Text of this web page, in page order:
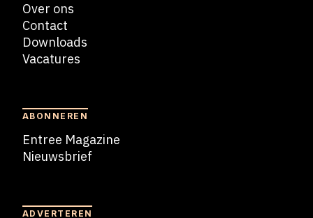
Over ons
Contact
Downloads
Vacatures
ABONNEREN
Entree Magazine
Nieuwsbrief
ADVERTEREN